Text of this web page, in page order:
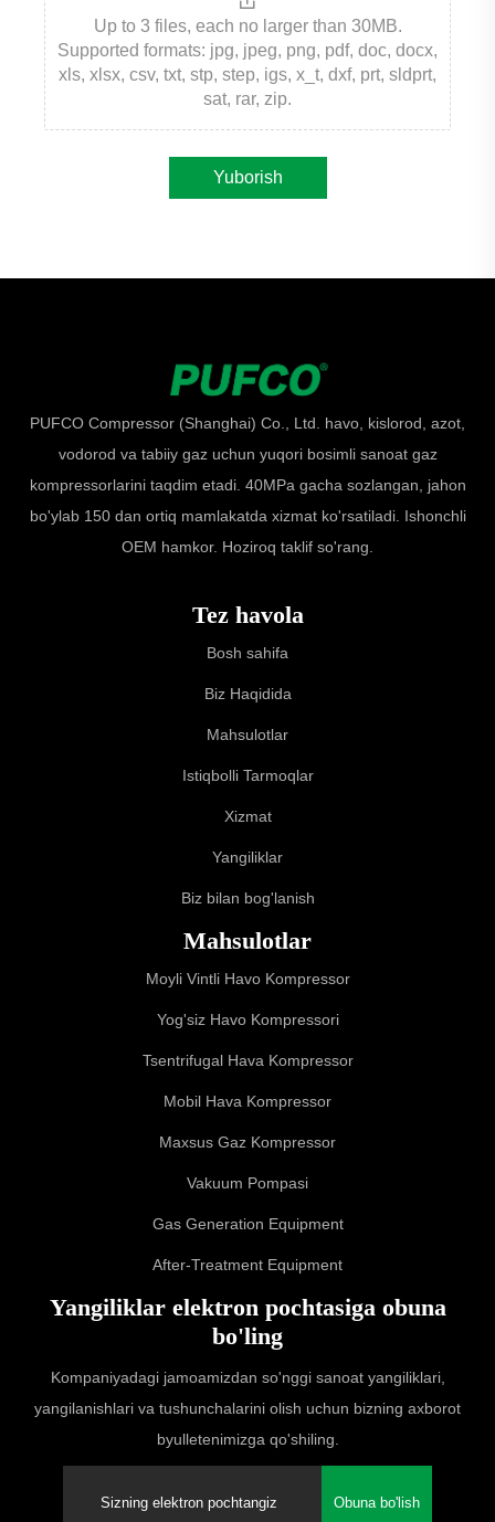
Up to 3 files, each no larger than 30MB.
Supported formats: jpg, jpeg, png, pdf, doc, docx,
xls, xlsx, csv, txt, stp, step, igs, x_t, dxf, prt, sldprt,
sat, rar, zip.
Yuborish
PUFCO Compressor (Shanghai) Co., Ltd. havo, kislorod, azot,
vodorod va tabiiy gaz uchun yuqori bosimli sanoat gaz
kompressorlarini taqdim etadi. 40MPa gacha sozlangan, jahon
bo'ylab 150 dan ortiq mamlakatda xizmat ko'rsatiladi. Ishonchli
OEM hamkor. Hoziroq taklif so'rang.
Tez havola
Bosh sahifa
Biz Haqidida
Mahsulotlar
Istiqbolli Tarmoqlar
Xizmat
Yangiliklar
Biz bilan bog'lanish
Mahsulotlar
Moyli Vintli Havо Kompressor
Yog'siz Havo Kompressori
Tsentrifugal Hava Kompressor
Mobil Hava Kompressor
Maxsus Gaz Kompressor
Vakuum Pompasi
Gas Generation Equipment
After-Treatment Equipment
Yangiliklar elektron pochtasiga obuna
bo'ling
Kompaniyadagi jamoamizdan so'nggi sanoat yangiliklari,
yangilanishlari va tushunchalarini olish uchun bizning axborot
byulletenimizga qo'shiling.
Obuna bo'lish